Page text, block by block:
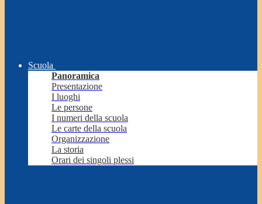
Scuola
Panoramica
Presentazione
I luoghi
Le persone
I numeri della scuola
Le carte della scuola
Organizzazione
La storia
Orari dei singoli plessi